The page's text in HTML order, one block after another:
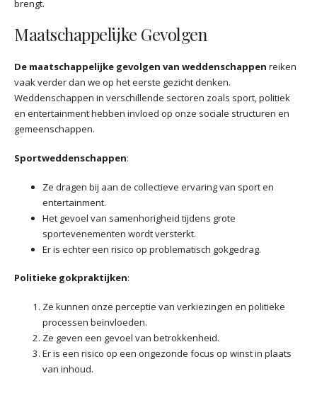
brengt.
Maatschappelijke Gevolgen
De maatschappelijke gevolgen van weddenschappen reiken
vaak verder dan we op het eerste gezicht denken.
Weddenschappen in verschillende sectoren zoals sport, politiek
en entertainment hebben invloed op onze sociale structuren en
gemeenschappen.
Sportweddenschappen:
Ze dragen bij aan de collectieve ervaring van sport en
entertainment.
Het gevoel van samenhorigheid tijdens grote
sportevenementen wordt versterkt.
Er is echter een risico op problematisch gokgedrag.
Politieke gokpraktijken:
Ze kunnen onze perceptie van verkiezingen en politieke
processen beïnvloeden.
Ze geven een gevoel van betrokkenheid.
Er is een risico op een ongezonde focus op winst in plaats
van inhoud.